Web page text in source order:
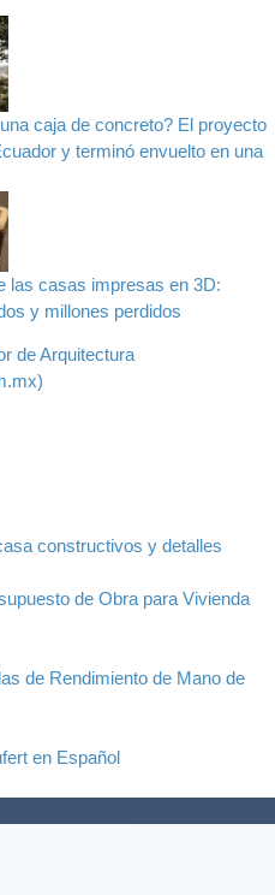
caja de concreto? El proyecto
y terminó envuelto en una
las casas impresas en 3D:
y millones perdidos
de Arquitectura
constructivos y detalles
de Obra para Vivienda
de Rendimiento de Mano de
en Español